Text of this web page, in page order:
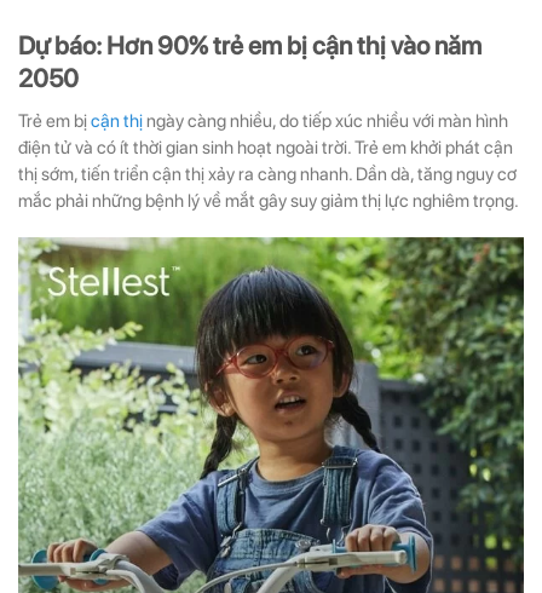
Dự báo: Hơn 90% trẻ em bị cận thị vào năm
2050
Trẻ em bịcận thịngày càng nhiều, do tiếp xúc nhiều với màn hình
điện tử và có ít thời gian sinh hoạt ngoài trời. Trẻ em khởi phát cận
thị sớm, tiến triển cận thị xảy ra càng nhanh. Dần dà, tăng nguy cơ
mắc phải những bệnh lý về mắt gây suy giảm thị lực nghiêm trọng.